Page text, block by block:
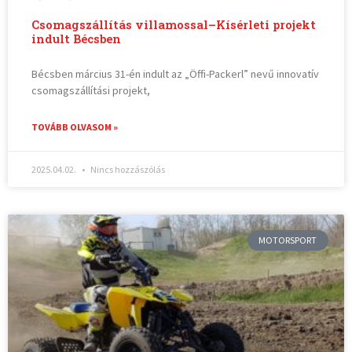
Csomagszállítás villamossal–Kísérleti projekt
indult Bécsben
Bécsben március 31-én indult az „Öffi-Packerl” nevű innovatív
csomagszállítási projekt,
TOVÁBB OLVASOM »
2025.04.02. Nincs hozzászólás
MOTORSPORT